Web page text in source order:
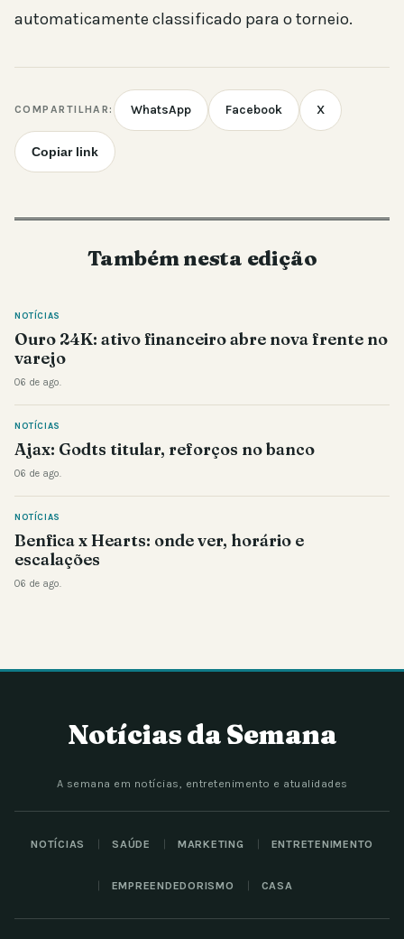
automaticamente classificado para o torneio.
COMPARTILHAR: WhatsApp Facebook X
Copiar link
Também nesta edição
NOTÍCIAS
Ouro 24K: ativo financeiro abre nova frente no
varejo
06 de ago.
NOTÍCIAS
Ajax: Godts titular, reforços no banco
06 de ago.
NOTÍCIAS
Benfica x Hearts: onde ver, horário e
escalações
06 de ago.
Notícias da Semana
A semana em notícias, entretenimento e atualidades
NOTÍCIAS SAÚDE MARKETING ENTRETENIMENTO
EMPREENDEDORISMO CASA